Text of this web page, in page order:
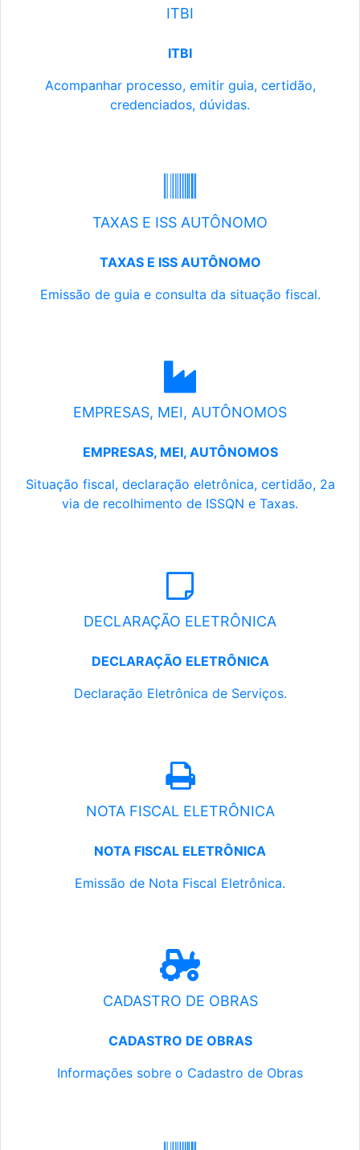
ITBI
ITBI
Acompanhar processo, emitir guia, certidão,
credenciados, dúvidas.
TAXAS E ISS AUTÔNOMO
TAXAS E ISS AUTÔNOMO
Emissão de guia e consulta da situação fiscal.
EMPRESAS, MEI, AUTÔNOMOS
EMPRESAS, MEI, AUTÔNOMOS
Situação fiscal, declaração eletrônica, certidão, 2a
via de recolhimento de ISSQN e Taxas.
DECLARAÇÃO ELETRÔNICA
DECLARAÇÃO ELETRÔNICA
Declaração Eletrônica de Serviços.
NOTA FISCAL ELETRÔNICA
NOTA FISCAL ELETRÔNICA
Emissão de Nota Fiscal Eletrônica.
CADASTRO DE OBRAS
CADASTRO DE OBRAS
Informações sobre o Cadastro de Obras